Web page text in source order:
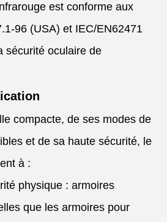
est conforme aux
96 (USA) et IEC/EN62471
sécurité oculaire de
compacte, de ses modes de
et de sa haute sécurité, le
à :
physique : armoires
que les armoires pour